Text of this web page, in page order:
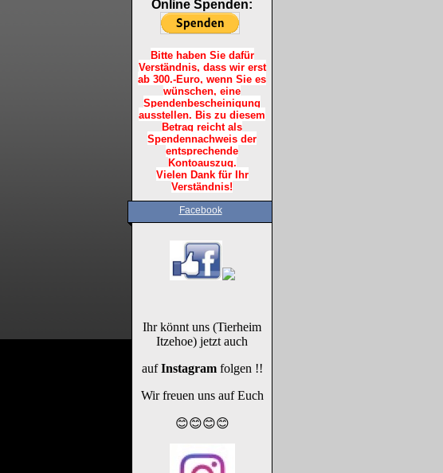
Online Spenden:
Bitte haben Sie dafür
Verständnis, dass wir erst
ab 300.-Euro, wenn Sie es
wünschen, eine
Spendenbescheinigung
ausstellen. Bis zu diesem
Betrag reicht als
Spendennachweis der
entsprechende
Kontoauszug.
Vielen Dank für Ihr
Verständnis!
Facebook
Ihr könnt uns (Tierheim
Itzehoe) jetzt auch
aufInstagramfolgen !!
Wir freuen uns auf Euch
😊😊😊😊